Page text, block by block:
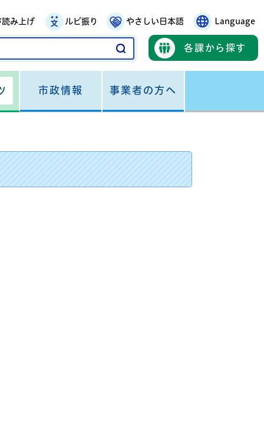
読み上げ ルビ振り やさしい日本語 Language
各課から探す
市政情報 事業者の方へ